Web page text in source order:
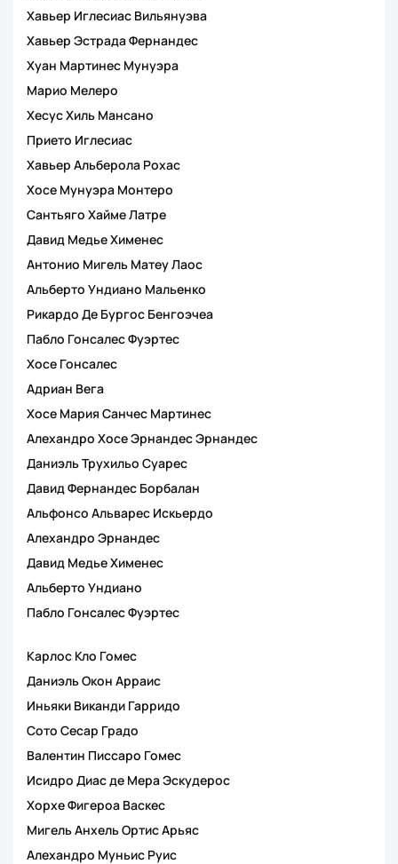
Хавьер Иглесиас Вильянуэва
Хавьер Эстрада Фернандес
Хуан Мартинес Мунуэра
Марио Мелеро
Хесус Хиль Мансано
Прието Иглесиас
Хавьер Альберола Рохас
Хосе Мунуэра Монтеро
Сантьяго Хайме Латре
Давид Медье Хименес
Антонио Мигель Матеу Лаос
Альберто Ундиано Мальенко
Рикардо Де Бургос Бенгоэчеа
Пабло Гонсалес Фуэртес
Хосе Гонсалес
Адриан Вега
Хосе Мария Санчес Мартинес
Алехандро Хосе Эрнандес Эрнандес
Даниэль Трухильо Суарес
Давид Фернандес Борбалан
Альфонсо Альварес Искьердо
Алехандро Эрнандес
Давид Медье Хименес
Альберто Ундиано
Пабло Гонсалес Фуэртес
Карлос Кло Гомес
Даниэль Окон Арраис
Иньяки Виканди Гарридо
Сото Сесар Градо
Валентин Писсаро Гомес
Исидро Диас де Мера Эскудерос
Хорхе Фигероа Васкес
Мигель Анхель Ортис Арьяс
Алехандро Муньис Руис